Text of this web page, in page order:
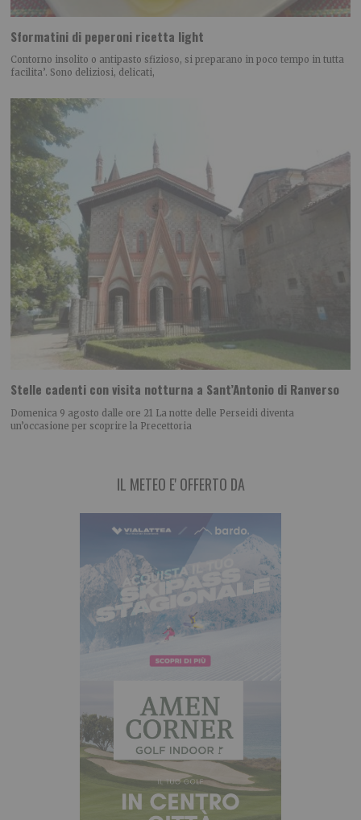
Sformatini di peperoni ricetta light
Contorno insolito o antipasto sfizioso, si preparano in poco tempo in tutta
facilita’. Sono deliziosi, delicati,
Stelle cadenti con visita notturna a Sant’Antonio di Ranverso
Domenica 9 agosto dalle ore 21 La notte delle Perseidi diventa
un’occasione per scoprire la Precettoria
IL METEO E' OFFERTO DA